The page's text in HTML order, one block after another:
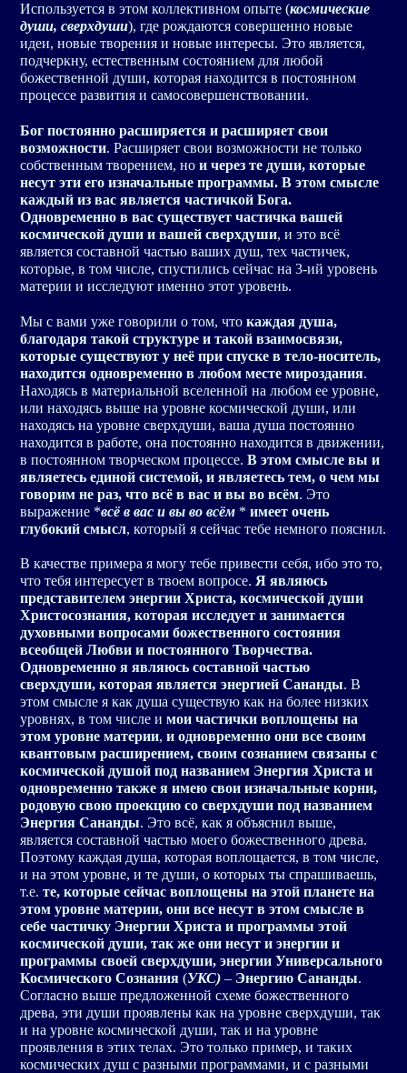
Используется в этом коллективном опыте (космические
души, сверхдуши), где рождаются совершенно новые
идеи, новые творения и новые интересы. Это является,
подчеркну, естественным состоянием для любой
божественной души, которая находится в постоянном
процессе развития и самосовершенствовании.
Бог постоянно расширяется и расширяет свои
возможности. Расширяет свои возможности не только
собственным творением, но и через те души, которые
несут эти его изначальные программы. В этом смысле
каждый из вас является частичкой Бога.
Одновременно в вас существует частичка вашей
космической души и вашей сверхдуши, и это всё
является составной частью ваших душ, тех частичек,
которые, в том числе, спустились сейчас на 3-ий уровень
материи и исследуют именно этот уровень.
Мы с вами уже говорили о том, что каждая душа,
благодаря такой структуре и такой взаимосвязи,
которые существуют у неё при спуске в тело-носитель,
находится одновременно в любом месте мироздания.
Находясь в материальной вселенной на любом ее уровне,
или находясь выше на уровне космической души, или
находясь на уровне сверхдуши, ваша душа постоянно
находится в работе, она постоянно находится в движении,
в постоянном творческом процессе. В этом смысле вы и
являетесь единой системой, и являетесь тем, о чем мы
говорим не раз, что всё в вас и вы во всём. Это
выражение *всё в вас и вы во всём * имеет очень
глубокий смысл, который я сейчас тебе немного пояснил.
В качестве примера я могу тебе привести себя, ибо это то,
что тебя интересует в твоем вопросе. Я являюсь
представителем энергии Христа, космической души
Христосознания, которая исследует и занимается
духовными вопросами божественного состояния
всеобщей Любви и постоянного Творчества.
Одновременно я являюсь составной частью
сверхдуши, которая является энергией Сананды. В
этом смысле я как душа существую как на более низких
уровнях, в том числе и мои частички воплощены на
этом уровне материи, и одновременно они все своим
квантовым расширением, своим сознанием связаны с
космической душой под названием Энергия Христа и
одновременно также я имею свои изначальные корни,
родовую свою проекцию со сверхдуши под названием
Энергия Сананды. Это всё, как я объяснил выше,
является составной частью моего божественного древа.
Поэтому каждая душа, которая воплощается, в том числе,
и на этом уровне, и те души, о которых ты спрашиваешь,
т.е. те, которые сейчас воплощены на этой планете на
этом уровне материи, они все несут в этом смысле в
себе частичку Энергии Христа и программы этой
космической души, так же они несут и энергии и
программы своей сверхдуши, энергии Универсального
Космического Сознания (УКС) – Энергию Сананды.
Согласно выше предложенной схеме божественного
древа, эти души проявлены как на уровне сверхдуши, так
и на уровне космической души, так и на уровне
проявления в этих телах. Это только пример, и таких
космических душ с разными программами, и с разными